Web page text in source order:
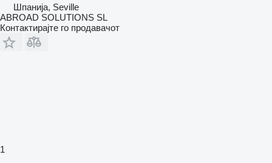
Шпанија, Seville
ABROAD SOLUTIONS SL
Контактирајте го продавачот
1